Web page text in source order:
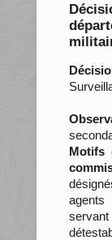
Motifs
agents